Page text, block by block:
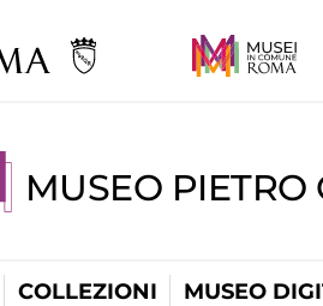
MUSEO
COLLEZIONI MUSEO